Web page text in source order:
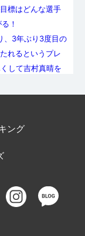
標はどんな選手
！
、3年ぶり3度目の
れるというプレ
して吉村真晴を
？
活に別れ
田ひな！
4年ぶりに準決勝
年連続ベスト8で
ング